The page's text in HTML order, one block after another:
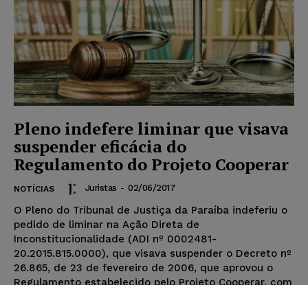
Pleno indefere liminar que visava
suspender eficácia do
Regulamento do Projeto Cooperar
NOTÍCIAS Juristas - 02/06/2017
O Pleno do Tribunal de Justiça da Paraíba indeferiu o
pedido de liminar na Ação Direta de
Inconstitucionalidade (ADI nº 0002481-
20.2015.815.0000), que visava suspender o Decreto nº
26.865, de 23 de fevereiro de 2006, que aprovou o
Regulamento estabelecido pelo Projeto Cooperar, com